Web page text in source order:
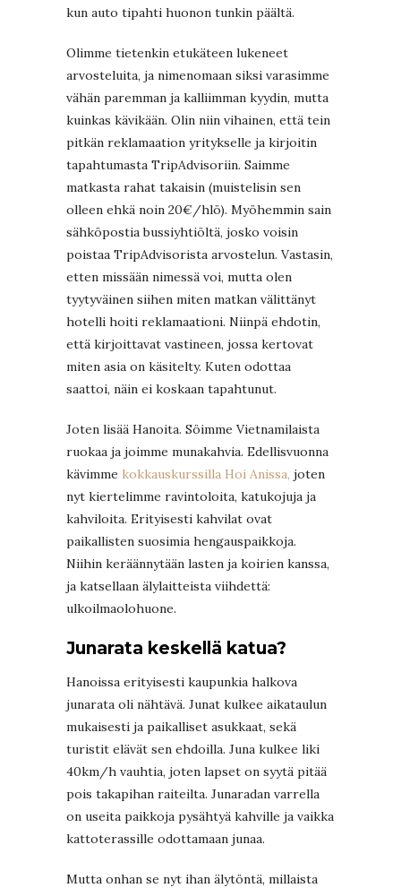
kun auto tipahti huonon tunkin päältä.
Olimme tietenkin etukäteen lukeneet
arvosteluita, ja nimenomaan siksi varasimme
vähän paremman ja kalliimman kyydin, mutta
kuinkas kävikään. Olin niin vihainen, että tein
pitkän reklamaation yritykselle ja kirjoitin
tapahtumasta TripAdvisoriin. Saimme
matkasta rahat takaisin (muistelisin sen
olleen ehkä noin 20€/hlö). Myöhemmin sain
sähköpostia bussiyhtiöltä, josko voisin
poistaa TripAdvisorista arvostelun. Vastasin,
etten missään nimessä voi, mutta olen
tyytyväinen siihen miten matkan välittänyt
hotelli hoiti reklamaationi. Niinpä ehdotin,
että kirjoittavat vastineen, jossa kertovat
miten asia on käsitelty. Kuten odottaa
saattoi, näin ei koskaan tapahtunut.
Joten lisää Hanoita. Söimme Vietnamilaista
ruokaa ja joimme munakahvia. Edellisvuonna
kävimme kokkauskurssilla Hoi Anissa, joten
nyt kiertelimme ravintoloita, katukojuja ja
kahviloita. Erityisesti kahvilat ovat
paikallisten suosimia hengauspaikkoja.
Niihin keräännytään lasten ja koirien kanssa,
ja katsellaan älylaitteista viihdettä:
ulkoilmaolohuone.
Junarata keskellä katua?
Hanoissa erityisesti kaupunkia halkova
junarata oli nähtävä. Junat kulkee aikataulun
mukaisesti ja paikalliset asukkaat, sekä
turistit elävät sen ehdoilla. Juna kulkee liki
40km/h vauhtia, joten lapset on syytä pitää
pois takapihan raiteilta. Junaradan varrella
on useita paikkoja pysähtyä kahville ja vaikka
kattoterassille odottamaan junaa.
Mutta onhan se nyt ihan älytöntä, millaista